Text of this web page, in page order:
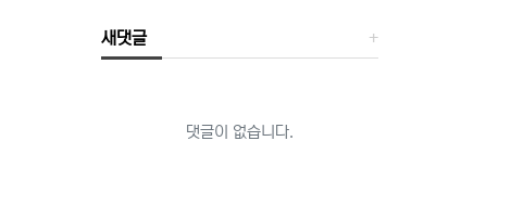
새댓글
댓글이 없습니다.